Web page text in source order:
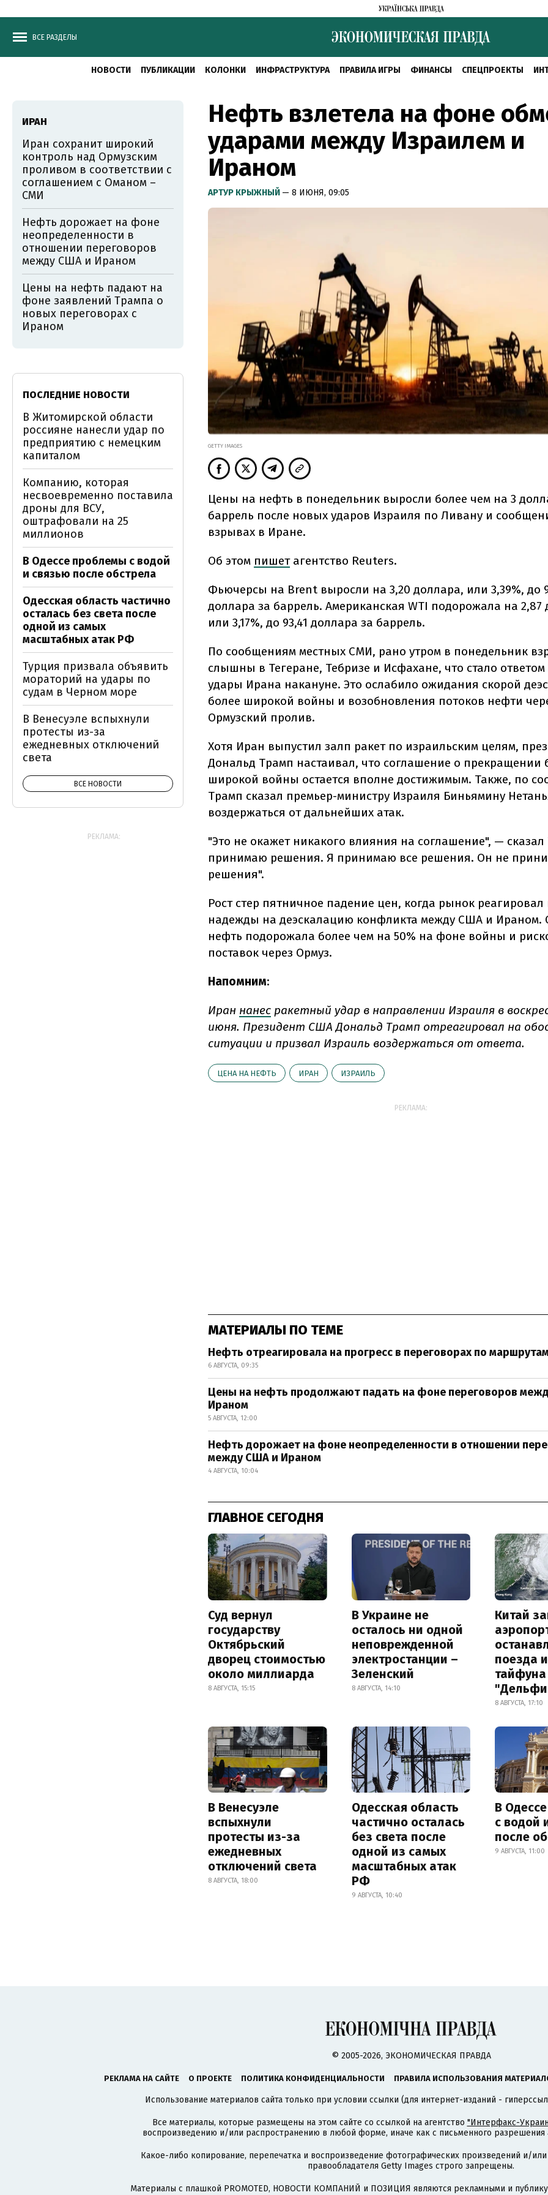
ВСЕ РАЗДЕЛЫ
НОВОСТИ ПУБЛИКАЦИИ КОЛОНКИ ИНФРАСТРУКТУРА ПРАВИЛА ИГРЫ ФИНАНСЫ СПЕЦПРОЕКТЫ
Нефть взлетела на фоне
ударами между Израилем и
Ираном
АРТУР КРЫЖНЫЙ — 8 ИЮНЯ, 09:05
GETTY IMAGES
Цены на нефть в понедельник выросли более чем на 3
баррель после новых ударов Израиля по Ливану и
взрывах в Иране.
Об этом пишетагентство Reuters.
Фьючерсы на Brent выросли на 3,20 доллара, или 3,39%, до
доллара за баррель. Американская WTI подорожала на 2,87
или 3,17%, до 93,41 доллара за баррель.
По сообщениям местных СМИ, рано утром в понедельник
слышны в Тегеране, Тебризе и Исфахане, что стало
удары Ирана накануне. Это ослабило ожидания скорой
более широкой войны и возобновления потоков нефти
Ормузский пролив.
Хотя Иран выпустил залп ракет по израильским целям,
Дональд Трамп настаивал, что соглашение о прекращении
широкой войны остается вполне достижимым. Также, по
Трамп сказал премьер-министру Израиля Биньямину
воздержаться от дальнейших атак.
"Это не окажет никакого влияния на соглашение", —
принимаю решения. Я принимаю все решения. Он не
решения".
Рост стер пятничное падение цен, когда рынок реагировал
надежды на деэскалацию конфликта между США и Ираном.
нефть подорожала более чем на 50% на фоне войны и
поставок через Ормуз.
Напомним:
Иран нанес ракетный удар в направлении Израиля в
июня. Президент США Дональд Трамп отреагировал на
ситуации и призвал Израиль воздержаться от ответа.
ЦЕНА НА НЕФТЬ ИРАН ИЗРАИЛЬ
РЕКЛАМА:
МАТЕРИАЛЫ ПО ТЕМЕ
Нефть отреагировала на прогресс в переговорах по
6 АВГУСТА, 09:35
Цены на нефть продолжают падать на фоне переговоров
Ираном
5 АВГУСТА, 12:00
Нефть дорожает на фоне неопределенности в отношении
между США и Ираном
4 АВГУСТА, 10:04
ГЛАВНОЕ СЕГОДНЯ
Суд вернул
государству
Октябрьский
дворец стоимостью
около миллиарда
8 АВГУСТА, 15:15
В Украине не
осталось ни одной
неповрежденной
электростанции –
Зеленский
8 АВГУСТА, 14:10
Китай
поезда
тайфуна
8 АВГУСТА, 17:10
В Венесуэле
вспыхнули
протесты из-за
ежедневных
отключений света
8 АВГУСТА, 18:00
Одесская область
частично осталась
без света после
одной из самых
масштабных атак
РФ
9 АВГУСТА, 10:40
В
с водой
после
9 АВГУСТА, 11:00
ИРАН
Иран сохранит широкий
контроль над Ормузским
проливом в соответствии с
соглашением с Оманом –
СМИ
Нефть дорожает на фоне
неопределенности в
отношении переговоров
между США и Ираном
Цены на нефть падают на
фоне заявлений Трампа о
новых переговорах с
Ираном
ПОСЛЕДНИЕ НОВОСТИ
В Житомирской области
россияне нанесли удар по
предприятию с немецким
капиталом
Компанию, которая
несвоевременно поставила
дроны для ВСУ,
оштрафовали на 25
миллионов
В Одессе проблемы с водой
и связью после обстрела
Одесская область частично
осталась без света после
одной из самых
масштабных атак РФ
Турция призвала объявить
мораторий на удары по
судам в Черном море
В Венесуэле вспыхнули
протесты из-за
ежедневных отключений
света
ВСЕ НОВОСТИ
РЕКЛАМА:
© 2005-2026, ЭКОНОМИЧЕСКАЯ ПРАВДА
РЕКЛАМА НА САЙТЕ О ПРОЕКТЕ ПОЛИТИКА КОНФИДЕНЦИАЛЬНОСТИ ПРАВИЛА ИСПОЛЬЗОВАНИЯ
Использование материалов сайта только при условии ссылки (для интернет-изданий -
Все материалы, которые размещены на этом сайте со ссылкой на агентство "Интерфакс-
воспроизведению и/или распространению в любой форме, иначе как с письменного разрешения
Какое-либо копирование, перепечатка и воспроизведение фотографических произведений и/
правообладателя Getty Images строго запрещены.
Материалы с плашкой PROMOTED, НОВОСТИ КОМПАНИЙ и ПОЗИЦИЯ являются рекламными и